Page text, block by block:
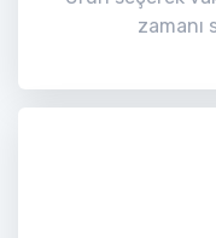
zamanı